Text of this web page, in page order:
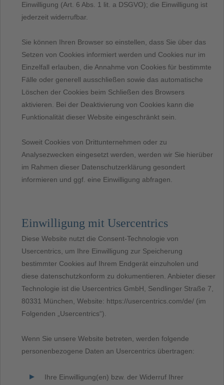
Einwilligung (Art. 6 Abs. 1 lit. a DSGVO); die Einwilligung ist
jederzeit widerrufbar.
Sie können Ihren Browser so einstellen, dass Sie über das
Setzen von Cookies informiert werden und Cookies nur im
Einzelfall erlauben, die Annahme von Cookies für bestimmte
Fälle oder generell ausschließen sowie das automatische
Löschen der Cookies beim Schließen des Browsers
aktivieren. Bei der Deaktivierung von Cookies kann die
Funktionalität dieser Website eingeschränkt sein.
Soweit Cookies von Drittunternehmen oder zu
Analysezwecken eingesetzt werden, werden wir Sie hierüber
im Rahmen dieser Datenschutzerklärung gesondert
informieren und ggf. eine Einwilligung abfragen.
Einwilligung mit Usercentrics
Diese Website nutzt die Consent-Technologie von
Usercentrics, um Ihre Einwilligung zur Speicherung
bestimmter Cookies auf Ihrem Endgerät einzuholen und
diese datenschutzkonform zu dokumentieren. Anbieter dieser
Technologie ist die Usercentrics GmbH, Sendlinger Straße 7,
80331 München, Website: https://usercentrics.com/de/ (im
Folgenden „Usercentrics“).
Wenn Sie unsere Website betreten, werden folgende
personenbezogene Daten an Usercentrics übertragen:
Ihre Einwilligung(en) bzw. der Widerruf Ihrer